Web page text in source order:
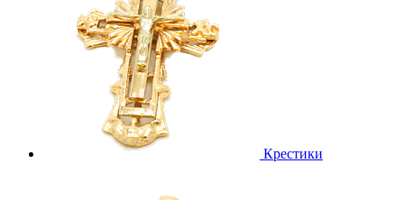
Крестики